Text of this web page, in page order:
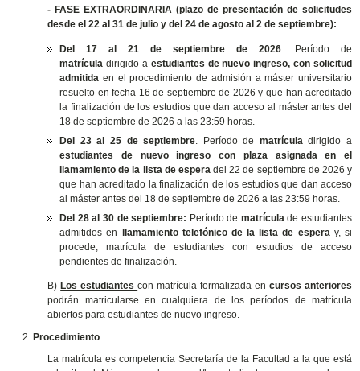
- FASE EXTRAORDINARIA (plazo de presentación de solicitudes
desde el 22 al 31 de julio y del 24 de agosto al 2 de septiembre):
Del 17 al 21 de septiembre de 2026 . Período de
matrículadirigido a estudiantes de nuevo ingreso, con solicitud
admitida en el procedimiento de admisión a máster universitario
resuelto en fecha 16 de septiembre de 2026 y que han acreditado
la finalización de los estudios que dan acceso al máster antes del
18 de septiembre de 2026 a las 23:59 horas.
Del 23 al 25 de septiembre . Período de matrículadirigido a
estudiantes de nuevo ingreso con plaza asignada en el
llamamiento de la lista de esperadel 22 de septiembre de 2026 y
que han acreditado la finalización de los estudios que dan acceso
al máster antes del 18 de septiembre de 2026 a las 23:59 horas.
Del 28 al 30 de septiembre: Período de matrículade estudiantes
admitidos en llamamiento telefónico de la lista de espera y, si
procede, matrícula de estudiantes con estudios de acceso
pendientes de finalización.
B)Los estudiantescon matrícula formalizada encursos anteriores
podrán matricularse en cualquiera de los períodos de matrícula
abiertos para estudiantes de nuevo ingreso.
Procedimiento
La matrícula es competencia Secretaría de la Facultad a la que está